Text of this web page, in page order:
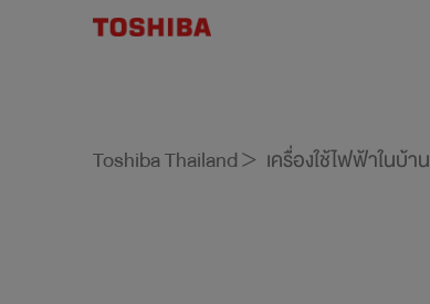
Toshiba Thailand เครื่องใช้ไฟฟ้าในบ้าน